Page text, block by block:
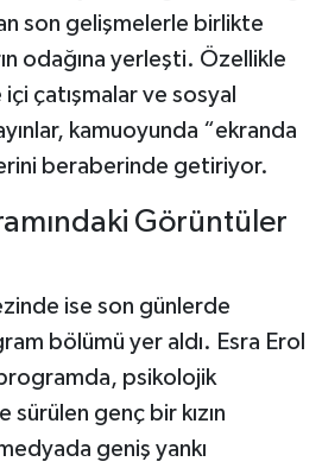
son gelişmelerle birlikte
odağına yerleşti. Özellikle
içi çatışmalar ve sosyal
kamuoyunda “ekranda
beraberinde getiriyor.
Görüntüler
ise son günlerde
bölümü yer aldı. Esra Erol
psikolojik
sürülen genç bir kızın
geniş yankı